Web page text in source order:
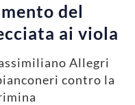
del
ai viola
Allegri
contro la